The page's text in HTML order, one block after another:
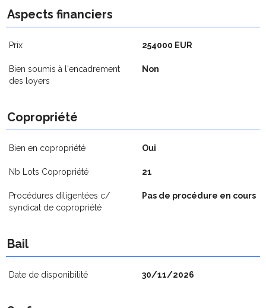
Aspects financiers
Prix 254000 EUR
Bien soumis à l'encadrement
des loyers
Non
Copropriété
Bien en copropriété Oui
Nb Lots Copropriété 21
Procédures diligentées c/
syndicat de copropriété
Pas de procédure en cours
Bail
Date de disponibilité 30/11/2026